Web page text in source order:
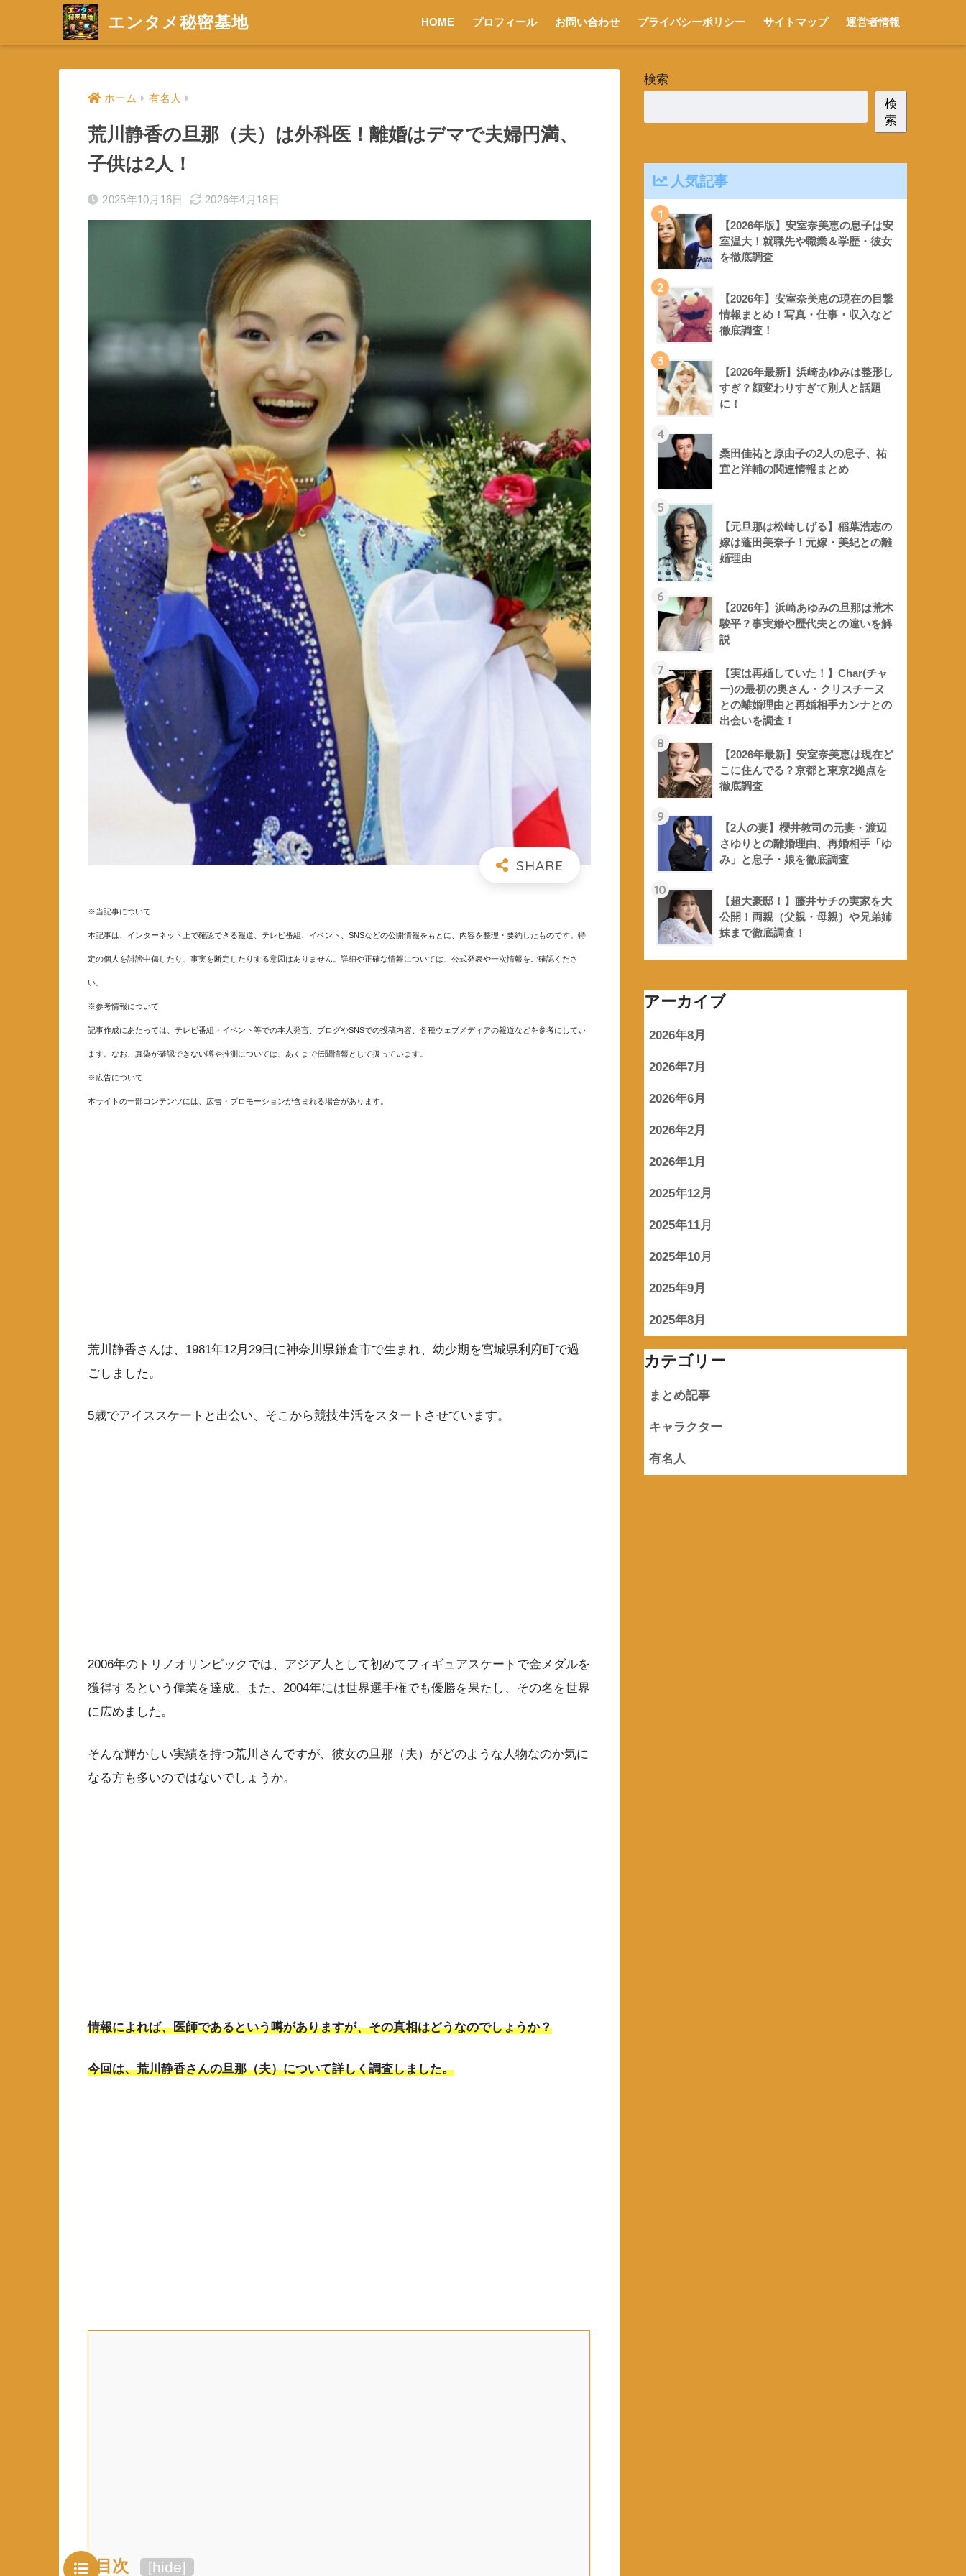
エンタメ秘密基地 HOME プロフィール お問い合わせ プライバシーポリシー サイトマップ 運営者情報
ホーム 有名人
荒川静香の旦那（夫）は外科医！離婚はデマで夫婦円満、
子供は2人！
2025年10月16日 2026年4月18日
※当記事について
本記事は、インターネット上で確認できる報道、テレビ番組、イベント、SNSなどの公開情報をもとに、内容を整理・要約したものです。特
定の個人を誹謗中傷したり、事実を断定したりする意図はありません。詳細や正確な情報については、公式発表や一次情報をご確認くださ
い。
※参考情報について
記事作成にあたっては、テレビ番組・イベント等での本人発言、ブログやSNSでの投稿内容、各種ウェブメディアの報道などを参考にしてい
ます。なお、真偽が確認できない噂や推測については、あくまで伝聞情報として扱っています。
※広告について
本サイトの一部コンテンツには、広告・プロモーションが含まれる場合があります。
荒川静香さんは、1981年12月29日に神奈川県鎌倉市で生まれ、幼少期を宮城県利府町で過
ごしました。
5歳でアイススケートと出会い、そこから競技生活をスタートさせています。
2006年のトリノオリンピックでは、アジア人として初めてフィギュアスケートで金メダルを
獲得するという偉業を達成。また、2004年には世界選手権でも優勝を果たし、その名を世界
に広めました。
そんな輝かしい実績を持つ荒川さんですが、彼女の旦那（夫）がどのような人物なのか気に
なる方も多いのではないでしょうか。
情報によれば、医師であるという噂がありますが、その真相はどうなのでしょうか？
今回は、荒川静香さんの旦那（夫）について詳しく調査しました。
目次 [hide]
検索
検
索
人気記事
1
【2026年版】安室奈美恵の息子は安
室温大！就職先や職業＆学歴・彼女
を徹底調査
2
【2026年】安室奈美恵の現在の目撃
情報まとめ！写真・仕事・収入など
徹底調査！
3
【2026年最新】浜崎あゆみは整形し
すぎ？顔変わりすぎて別人と話題
に！
4
桑田佳祐と原由子の2人の息子、祐
宜と洋輔の関連情報まとめ
5
【元旦那は松崎しげる】稲葉浩志の
嫁は蓬田美奈子！元嫁・美紀との離
婚理由
6
【2026年】浜崎あゆみの旦那は荒木
駿平？事実婚や歴代夫との違いを解
説
7
【実は再婚していた！】Char(チャ
ー)の最初の奥さん・クリスチーヌ
との離婚理由と再婚相手カンナとの
出会いを調査！
8
【2026年最新】安室奈美恵は現在ど
こに住んでる？京都と東京2拠点を
徹底調査
9
【2人の妻】櫻井敦司の元妻・渡辺
さゆりとの離婚理由、再婚相手「ゆ
み」と息子・娘を徹底調査
10
【超大豪邸！】藤井サチの実家を大
公開！両親（父親・母親）や兄弟姉
妹まで徹底調査！
アーカイブ
2026年8月
2026年7月
2026年6月
2026年2月
2026年1月
2025年12月
2025年11月
2025年10月
2025年9月
2025年8月
カテゴリー
まとめ記事
キャラクター
有名人